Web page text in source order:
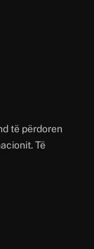
të përdoren
Të